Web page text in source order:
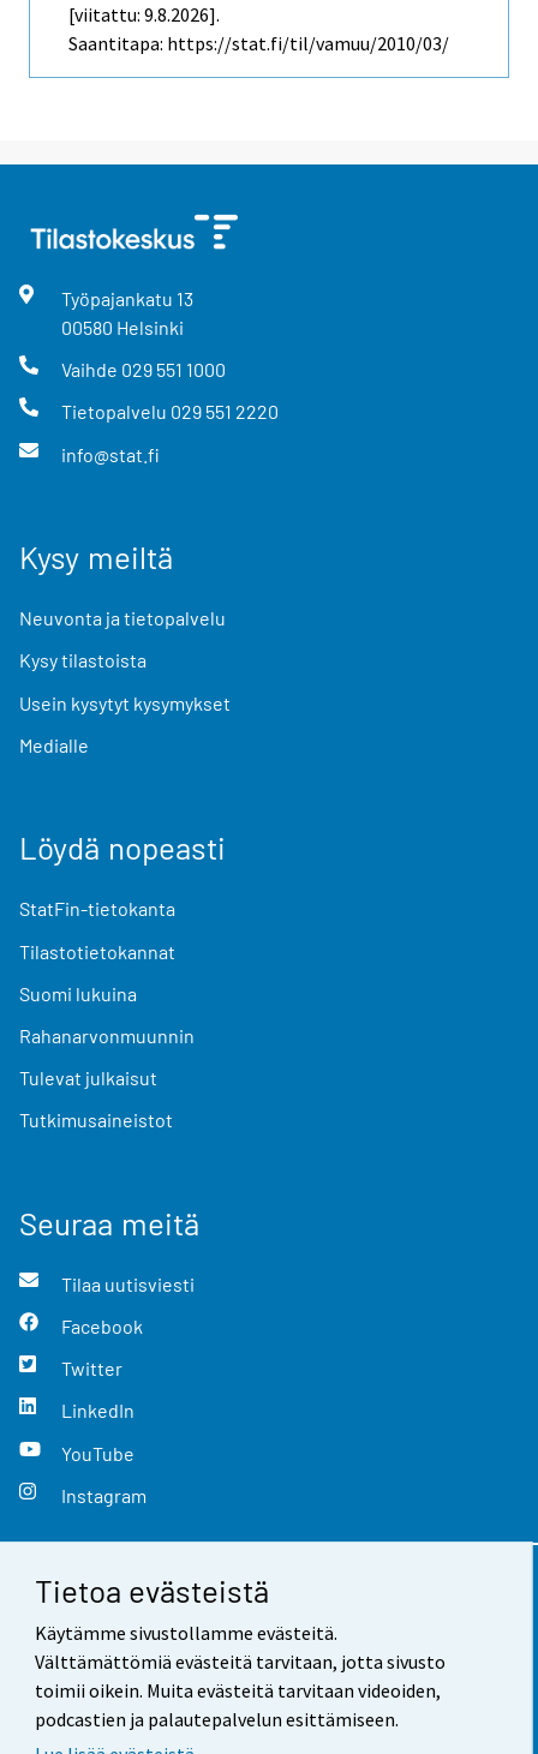
Tietoa evästeistä
Käytämme sivustollamme evästeitä.
Välttämättömiä evästeitä tarvitaan, jotta sivusto
toimii oikein. Muita evästeitä tarvitaan videoiden,
podcastien ja palautepalvelun esittämiseen.
[viitattu: 9.8.2026].
Saantitapa: https://stat.fi/til/vamuu/2010/03/
Työpajankatu 13
00580 Helsinki
Vaihde 029 551 1000
Tietopalvelu 029 551 2220
info@stat.fi
Kysy meiltä
Neuvonta ja tietopalvelu
Kysy tilastoista
Usein kysytyt kysymykset
Medialle
Löydä nopeasti
StatFin-tietokanta
Tilastotietokannat
Suomi lukuina
Rahanarvonmuunnin
Tulevat julkaisut
Tutkimusaineistot
Seuraa meitä
Tilaa uutisviesti
Facebook
Twitter
LinkedIn
YouTube
Instagram
Yhteystiedot
Palaute
Käyttöehdot